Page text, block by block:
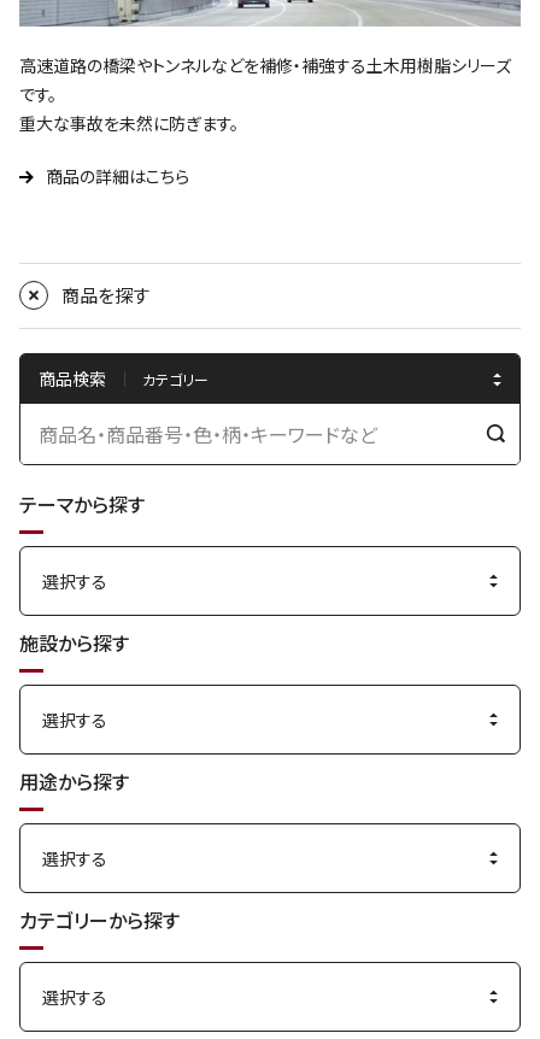
高速道路の橋梁やトンネルなどを補修・補強する土木用樹脂シリーズ
です。
重大な事故を未然に防ぎます。
商品の詳細はこちら
商品を探す
商品検索
検
テーマから探す
施設から探す
用途から探す
カテゴリーから探す